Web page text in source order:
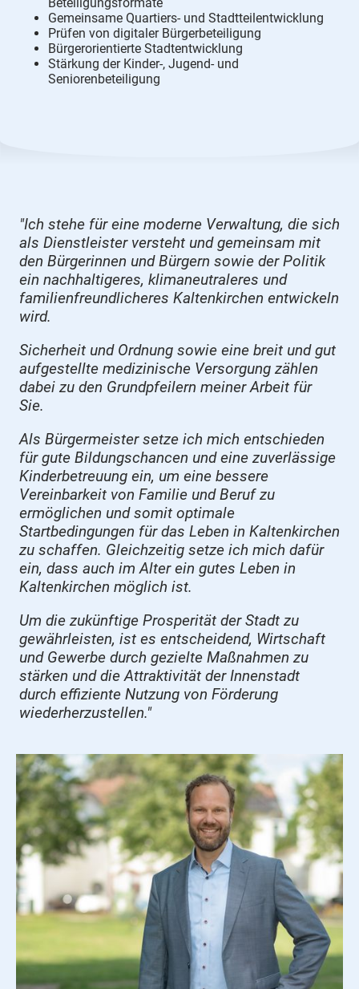
Gemeinsame Quartiers- und Stadtteilentwicklung
Prüfen von digitaler Bürgerbeteiligung
Bürgerorientierte Stadtentwicklung
Stärkung der Kinder-, Jugend- und
Seniorenbeteiligung
"Ich stehe für eine moderne Verwaltung, die sich
als Dienstleister versteht und gemeinsam mit
den Bürgerinnen und Bürgern sowie der Politik
ein nachhaltigeres, klimaneutraleres und
familienfreundlicheres Kaltenkirchen entwickeln
wird.
Sicherheit und Ordnung sowie eine breit und gut
aufgestellte medizinische Versorgung zählen
dabei zu den Grundpfeilern meiner Arbeit für
Sie.
Als Bürgermeister setze ich mich entschieden
für gute Bildungschancen und eine zuverlässige
Kinderbetreuung ein, um eine bessere
Vereinbarkeit von Familie und Beruf zu
ermöglichen und somit optimale
Startbedingungen für das Leben in Kaltenkirchen
zu schaffen. Gleichzeitig setze ich mich dafür
ein, dass auch im Alter ein gutes Leben in
Kaltenkirchen möglich ist.
Um die zukünftige Prosperität der Stadt zu
gewährleisten, ist es entscheidend, Wirtschaft
und Gewerbe durch gezielte Maßnahmen zu
stärken und die Attraktivität der Innenstadt
durch effiziente Nutzung von Förderung
wiederherzustellen."